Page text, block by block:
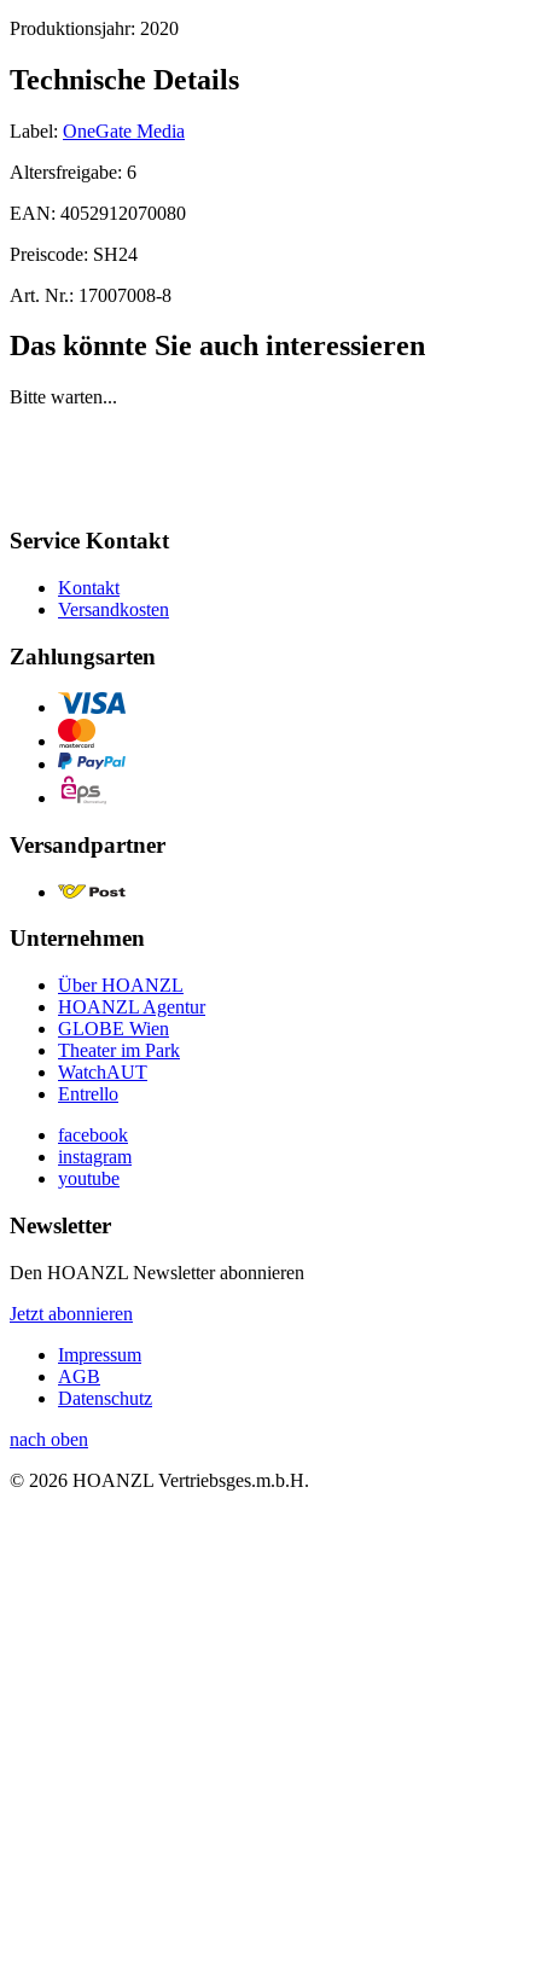
Produktionsjahr: 2020
Technische Details
Label: OneGate Media
Altersfreigabe: 6
EAN: 4052912070080
Preiscode: SH24
Art. Nr.: 17007008-8
Das könnte Sie auch interessieren
Bitte warten...
Service Kontakt
Kontakt
Versandkosten
Zahlungsarten
Versandpartner
Unternehmen
Über HOANZL
HOANZL Agentur
GLOBE Wien
Theater im Park
WatchAUT
Entrello
facebook
instagram
youtube
Newsletter
Den HOANZL Newsletter abonnieren
Jetzt abonnieren
Impressum
AGB
Datenschutz
nach oben
© 2026 HOANZL Vertriebsges.m.b.H.